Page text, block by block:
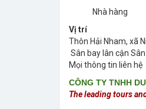
Nhà hàng
Vị trí
Thôn Hải Nham, xã
Sân bay lân cận
Mọi thông tin liên hệ
CÔNG TY TNHH
The leading tours